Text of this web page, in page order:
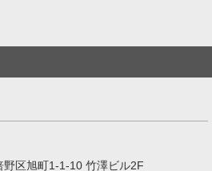
野区旭町1-1-10 竹澤ビル2F